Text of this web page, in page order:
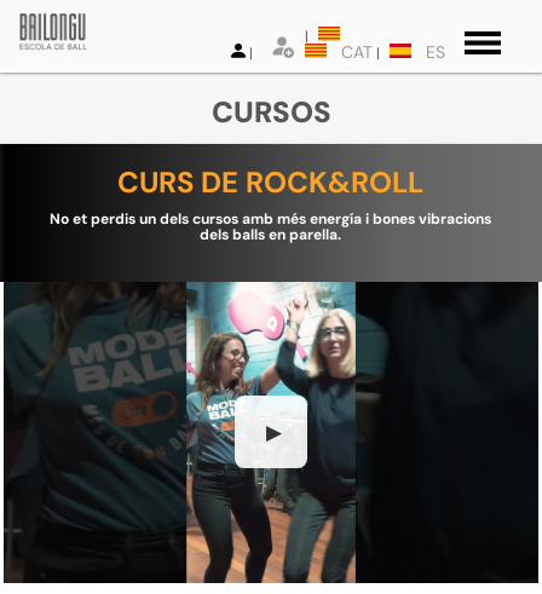
CAT ES
CURSOS
CURS DE ROCK&ROLL
No et perdis un dels cursos amb més energía i bones vibracions
dels balls en parella.
▶